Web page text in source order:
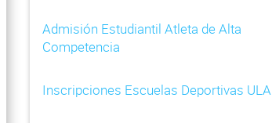
Admisión Estudiantil Atleta de Alta
Competencia
Inscripciones Escuelas Deportivas ULA